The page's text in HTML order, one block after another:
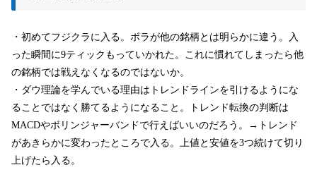
・初めてフジクラに入る。ボラが他の銘柄とは明らかに違う。入
った瞬間に9ティックもっていかれた。これに慣れてしまったら他
の銘柄では戦えなくなるのではないか。
・ダウ理論を学んでいる理由はトレンドラインを引けるようにな
ることではなく勝てるようになること。トレンド転換の判断は
MACDやボリンジャーバンドで行えばいいのだろう。→トレンド
があきらかに変わったところで入る。上値と安値を3つ続けて切り
上げたら入る。